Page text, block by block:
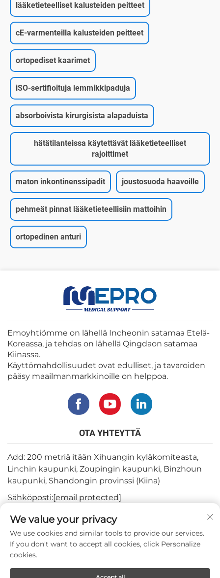
lääketieteelliset kalusteiden peitteet
cE-varmenteilla kalusteiden peitteet
ortopediset kaarimet
iSO-sertifioituja lemmikkipaduja
absorboivista kirurgisista alapaduista
hätätilanteissa käytettävät lääketieteelliset
rajoittimet
maton inkontinenssipadit joustosuoda haavoille
pehmeät pinnat lääketieteellisiin mattoihin
ortopedinen anturi
Emoyhtiömme on lähellä Incheonin satamaa Etelä-
Koreassa, ja tehdas on lähellä Qingdaon satamaa
Kiinassa.
Käyttömahdollisuudet ovat edulliset, ja tavaroiden
pääsy maailmanmarkkinoille on helppoa.
OTA YHTEYTTÄ
Add: 200 metriä itään Xihuangin kyläkomiteasta,
Linchin kaupunki, Zoupingin kaupunki, Binzhoun
kaupunki, Shandongin provinssi (Kiina)
Sähköposti:[email protected]
Puh:
+82-3180427370
Puhelin:+86-15564344404
Whatsapp: +82-1022396668
We value your privacy
We use cookies and similar tools to provide our services.
If you don't want to accept all cookies, click Personalize
cookies.